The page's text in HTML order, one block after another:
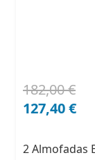
182,00€
O
preço
182,00 €.
127,40€
O
preço
127,40 €.
2 Almofadas